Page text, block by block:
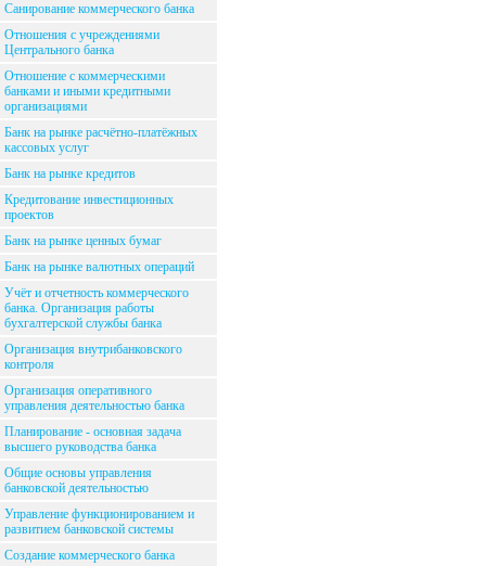
Санирование коммерческого банка
Отношения с учреждениями
Центрального банка
Отношение с коммерческими
банками и иными кредитными
организациями
Банк на рынке расчётно-платёжных
кассовых услуг
Банк на рынке кредитов
Кредитование инвестиционных
проектов
Банк на рынке ценных бумаг
Банк на рынке валютных операций
Учёт и отчетность коммерческого
банка. Организация работы
бухгалтерской службы банка
Организация внутрибанковского
контроля
Организация оперативного
управления деятельностью банка
Планирование - основная задача
высшего руководства банка
Общие основы управления
банковской деятельностью
Управление функционированием и
развитием банковской системы
Создание коммерческого банка